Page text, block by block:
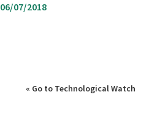
06/07/2018
« Go to Technological Watch